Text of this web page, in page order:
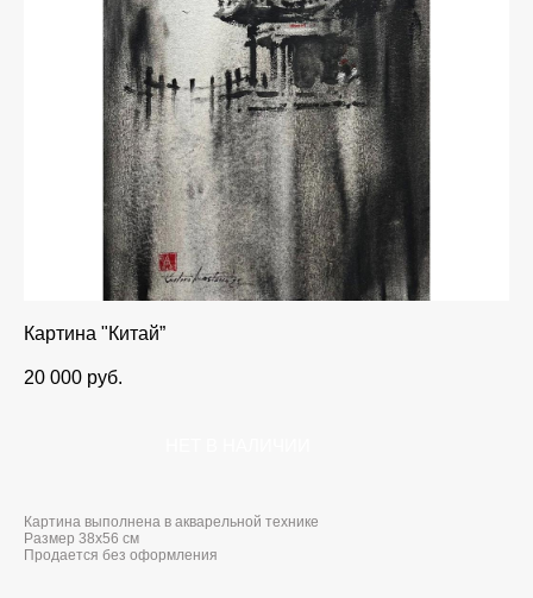
Картина "Китай”
20 000 pуб.
Картина выполнена в акварельной технике
Размер 38x56 см
Продается без оформления